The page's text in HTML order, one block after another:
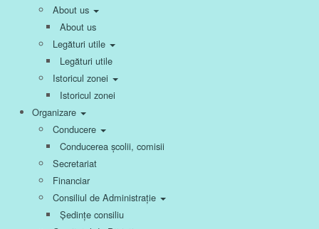
About us
About us
Legături utile
Legături utile
Istoricul zonei
Istoricul zonei
Organizare
Conducere
Conducerea școlii, comisii
Secretariat
Financiar
Consiliul de Administrație
Ședințe consiliu